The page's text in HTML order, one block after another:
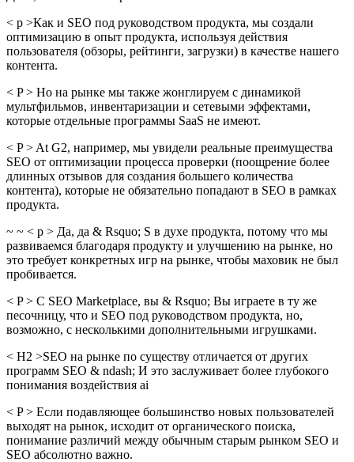
< p >Как и SEO под руководством продукта, мы создали
оптимизацию в опыт продукта, используя действия
пользователя (обзоры, рейтинги, загрузки) в качестве нашего
контента.
< P > Но на рынке мы также жонглируем с динамикой
мультфильмов, инвентаризации и сетевыми эффектами,
которые отдельные программы SaaS не имеют.
< P > At G2, например, мы увидели реальные преимущества
SEO от оптимизации процесса проверки (поощрение более
длинных отзывов для создания большего количества
контента), которые не обязательно попадают в SEO в рамках
продукта.
~ ~ < p > Да, да & Rsquo; S в духе продукта, потому что мы
развиваемся благодаря продукту и улучшению на рынке, но
это требует конкретных игр на рынке, чтобы маховик не был
пробивается.
< P > С SEO Marketplace, вы & Rsquo; Вы играете в ту же
песочницу, что и SEO под руководством продукта, но,
возможно, с несколькими дополнительными игрушками.
< H2 >SEO на рынке по существу отличается от других
программ SEO & ndash; И это заслуживает более глубокого
понимания воздействия ai
< P > Если подавляющее большинство новых пользователей
выходят на рынок, исходит от органического поиска,
понимание различий между обычным старым рынком SEO и
SEO абсолютно важно.